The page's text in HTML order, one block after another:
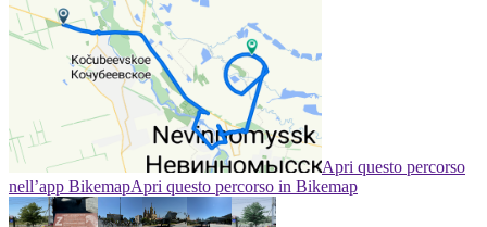
Apri questo percorso
nell’app BikemapApri questo percorso in Bikemap